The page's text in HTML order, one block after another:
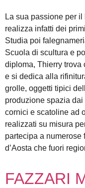
La sua passione per
realizza infatti dei
Studia poi
Scuola di scultura e
diploma, Thierry trova
e si dedica alla
grolle, oggetti tipici
produzione spazia dai
cornici e scatoline ad
realizzati su misura
partecipa a
d’Aosta che fuori
FAZZARI